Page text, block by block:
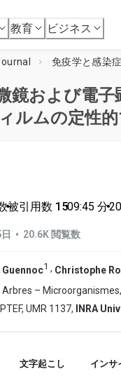
教育 ビジネス
免疫学と感染症
鏡および電
ルムの定性
•被引用数 15•09:45 分•
• 20.6K 閲覧数
1 , Christophe
–
UMR 1137,
INRA
文字起こし インサ